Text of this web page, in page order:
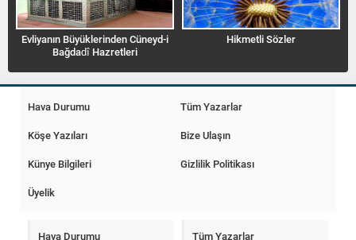
Evliyanın Büyüklerinden Cüneyd-i
Bağdadî Hazretleri
Hikmetli Sözler
Hava Durumu
Tüm Yazarlar
Köşe Yazıları
Bize Ulaşın
Künye Bilgileri
Gizlilik Politikası
Üyelik
Hava Durumu Tüm Yazarlar